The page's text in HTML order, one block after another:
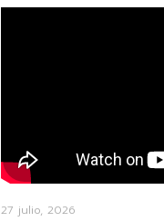
27 julio, 2026